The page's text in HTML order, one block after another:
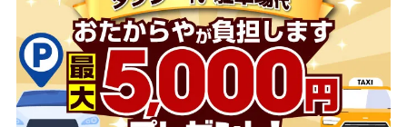
静岡県
愛知県
奈良県
和歌山県
山口県
長崎県
熊本県
大分県
宮崎県
鹿児島県